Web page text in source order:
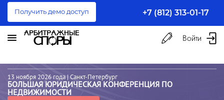
Получить демо доступ +7 (812) 313-01-17
Войти
13 ноября 2026 года | Санкт-Петербург
БОЛЬШАЯ ЮРИДИЧЕСКАЯ КОНФЕРЕНЦИЯ ПО
НЕДВИЖИМОСТИ